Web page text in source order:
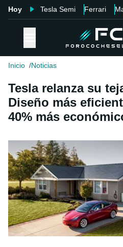
Hoy Tesla Semi Ferrari
Inicio Noticias
Tesla relanza su
Diseño más
40% más